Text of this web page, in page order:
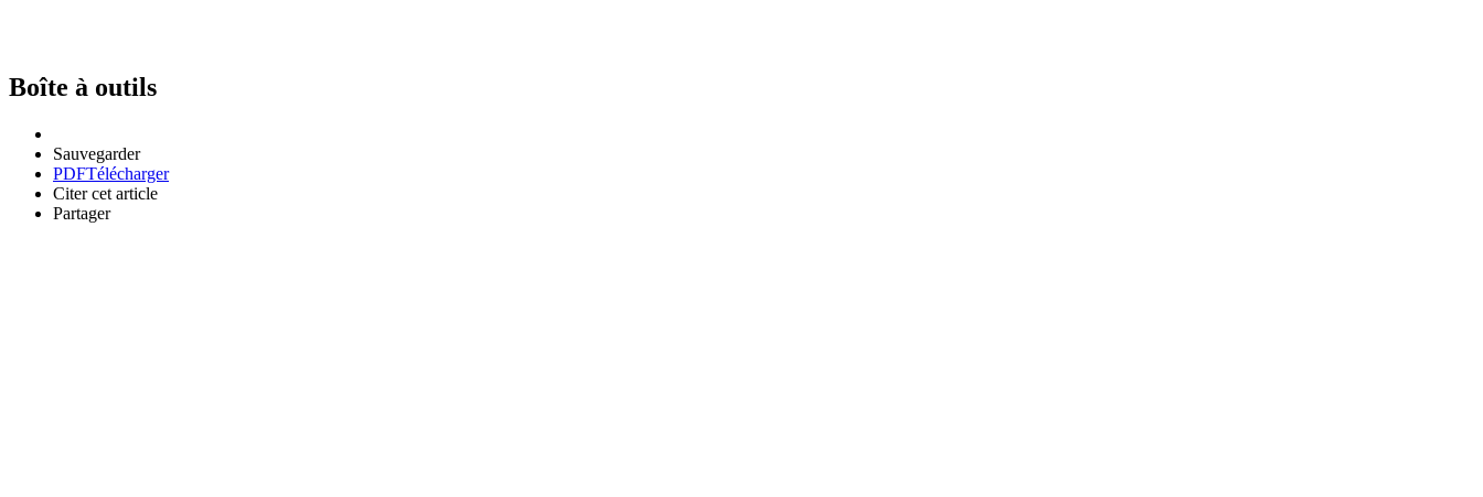
Boîte à outils
Sauvegarder
PDFTélécharger
Citer cet article
Partager